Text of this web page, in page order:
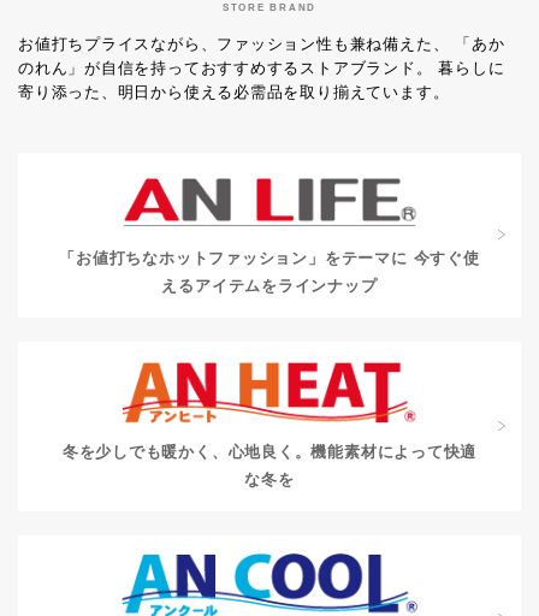
STORE BRAND
お値打ちプライスながら、ファッション性も兼ね備えた、
「あか
のれん」が自信を持っておすすめするストアブランド。
暮らしに
寄り添った、明日から使える必需品を取り揃えています。
「お値打ちなホットファッション」をテーマに 今すぐ使
えるアイテムをラインナップ
冬を少しでも暖かく、心地良く。機能素材によって快適
な冬を